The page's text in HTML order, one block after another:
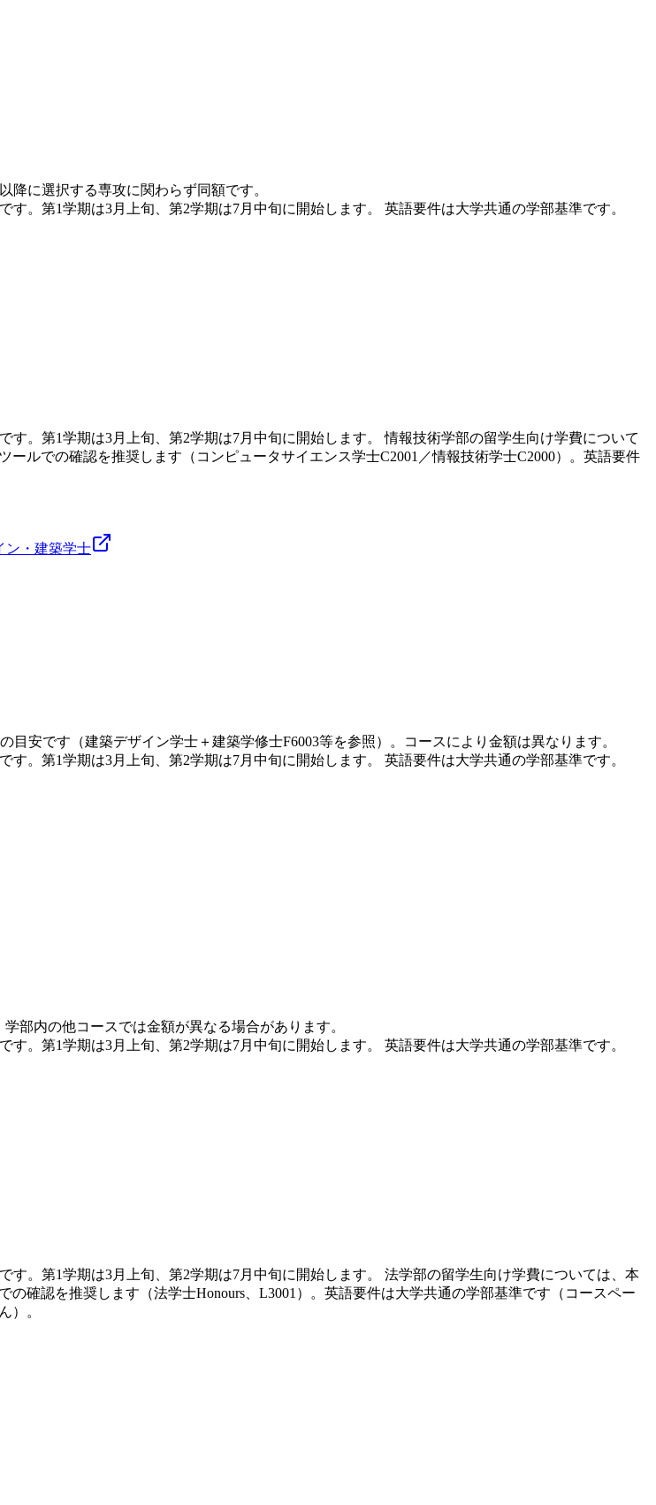
降に選択する専攻に関わらず同額です。
。第1学期は3月上旬、第2学期は7月中旬に開始します。 英語要件は大学共通の学部基準です。
。第1学期は3月上旬、第2学期は7月中旬に開始します。 情報技術学部の留学生向け学費について
ルでの確認を推奨します（コンピュータサイエンス学士C2001／情報技術学士C2000）。英語要件
ン・建築学士
安です（建築デザイン学士＋建築学修士F6003等を参照）。コースにより金額は異なります。
。第1学期は3月上旬、第2学期は7月中旬に開始します。 英語要件は大学共通の学部基準です。
部内の他コースでは金額が異なる場合があります。
。第1学期は3月上旬、第2学期は7月中旬に開始します。 英語要件は大学共通の学部基準です。
す。第1学期は3月上旬、第2学期は7月中旬に開始します。 法学部の留学生向け学費については、本
確認を推奨します（法学士Honours、L3001）。英語要件は大学共通の学部基準です（コースペー
）。